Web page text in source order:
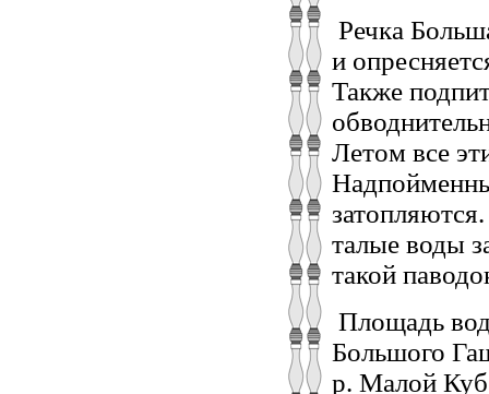
Речка
и
Также
Летом все
талые воды
такой
Площадь
Большого
р. Малой